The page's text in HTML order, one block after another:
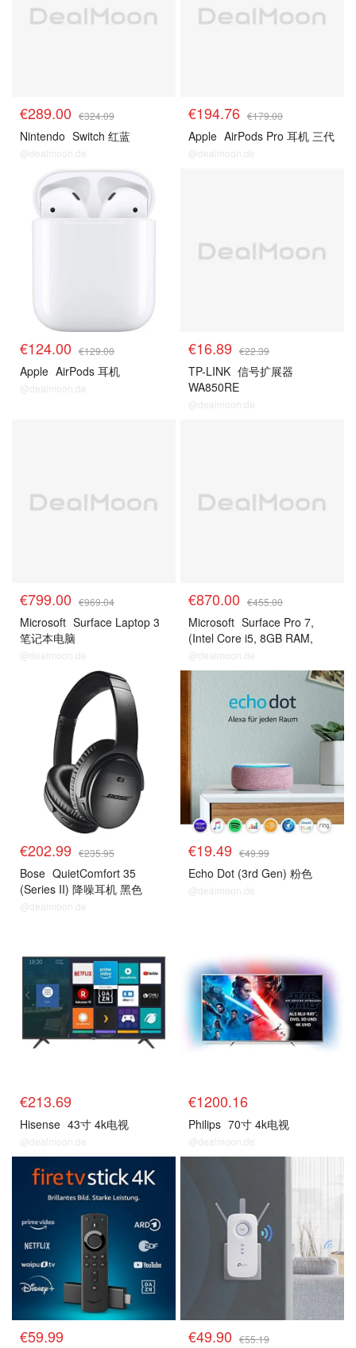
€289.00 €324.09
Nintendo Switch 红蓝
@dealmoon.de
€194.76 €179.00
Apple AirPods Pro 耳机 三代
@dealmoon.de
预测
€124.00 €129.00
Apple AirPods 耳机
@dealmoon.de
€16.89 €22.39
TP-LINK 信号扩展器
WA850RE
@dealmoon.de
€799.00 €969.04
Microsoft Surface Laptop 3
笔记本电脑
@dealmoon.de
€870.00 €455.00
Microsoft Surface Pro 7,
(Intel Core i5, 8GB RAM,
128GB SSD）
@dealmoon.de
€202.99 €235.95
Bose QuietComfort 35
(Series II) 降噪耳机 黑色
@dealmoon.de
€19.49 €49.99
Echo Dot (3rd Gen) 粉色
@dealmoon.de
€213.69
Hisense 43寸 4k电视
@dealmoon.de
€1200.16
Philips 70寸 4k电视
@dealmoon.de
预测
€59.99 €49.90 €55.19